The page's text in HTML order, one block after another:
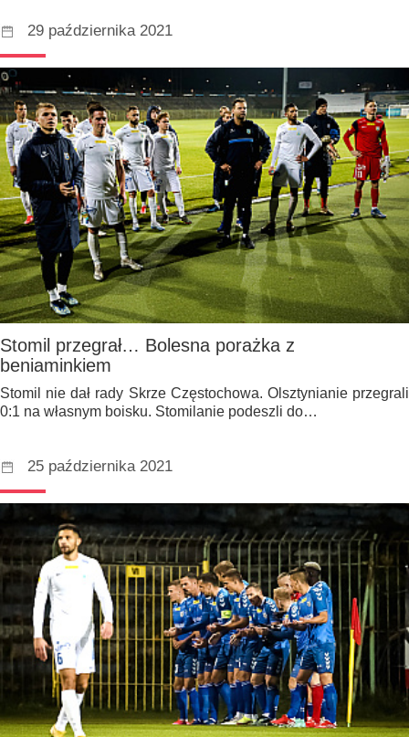
29 października 2021
Stomil przegrał… Bolesna porażka z
beniaminkiem
Stomil nie dał rady Skrze Częstochowa. Olsztynianie przegrali
0:1 na własnym boisku. Stomilanie podeszli do…
25 października 2021